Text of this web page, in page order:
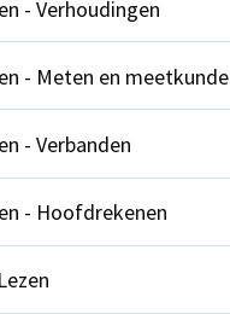
- Verhoudingen
- Meten en meetkunde
- Verbanden
- Hoofdrekenen